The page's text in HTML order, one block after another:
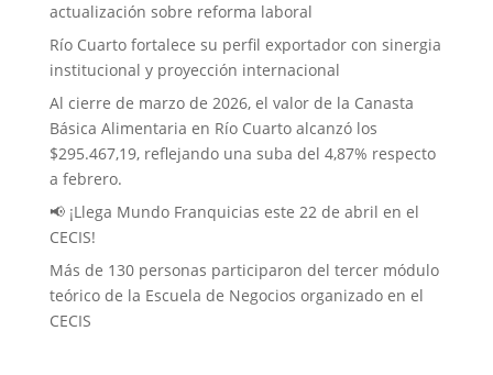
actualización sobre reforma laboral
Río Cuarto fortalece su perfil exportador con sinergia
institucional y proyección internacional
Al cierre de marzo de 2026, el valor de la Canasta
Básica Alimentaria en Río Cuarto alcanzó los
$295.467,19, reflejando una suba del 4,87% respecto
a febrero.
📢 ¡Llega Mundo Franquicias este 22 de abril en el
CECIS!
Más de 130 personas participaron del tercer módulo
teórico de la Escuela de Negocios organizado en el
CECIS